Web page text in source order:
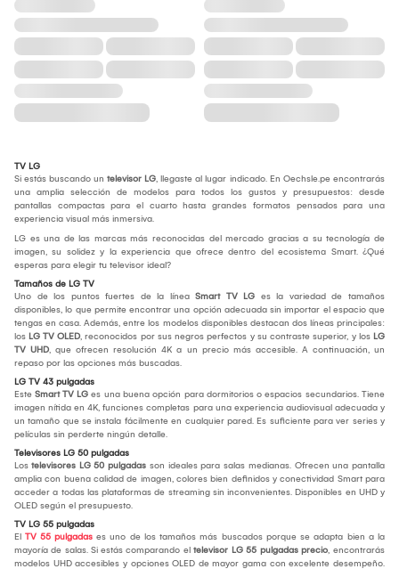
TV LG
Si estás buscando un televisor LG, llegaste al lugar indicado. En Oechsle.pe encontrarás
una amplia selección de modelos para todos los gustos y presupuestos: desde
pantallas compactas para el cuarto hasta grandes formatos pensados para una
experiencia visual más inmersiva.
LG es una de las marcas más reconocidas del mercado gracias a su tecnología de
imagen, su solidez y la experiencia que ofrece dentro del ecosistema Smart. ¿Qué
esperas para elegir tu televisor ideal?
Tamaños de LG TV
Uno de los puntos fuertes de la línea Smart TV LG es la variedad de tamaños
disponibles, lo que permite encontrar una opción adecuada sin importar el espacio que
tengas en casa. Además, entre los modelos disponibles destacan dos líneas principales:
los LG TV OLED, reconocidos por sus negros perfectos y su contraste superior, y los LG
TV UHD, que ofrecen resolución 4K a un precio más accesible. A continuación, un
repaso por las opciones más buscadas.
LG TV 43 pulgadas
Este Smart TV LG es una buena opción para dormitorios o espacios secundarios. Tiene
imagen nítida en 4K, funciones completas para una experiencia audiovisual adecuada y
un tamaño que se instala fácilmente en cualquier pared. Es suficiente para ver series y
películas sin perderte ningún detalle.
Televisores LG 50 pulgadas
Los televisores LG 50 pulgadas son ideales para salas medianas. Ofrecen una pantalla
amplia con buena calidad de imagen, colores bien definidos y conectividad Smart para
acceder a todas las plataformas de streaming sin inconvenientes. Disponibles en UHD y
OLED según el presupuesto.
TV LG 55 pulgadas
El TV 55 pulgadas es uno de los tamaños más buscados porque se adapta bien a la
mayoría de salas. Si estás comparando el televisor LG 55 pulgadas precio, encontrarás
modelos UHD accesibles y opciones OLED de mayor gama con excelente desempeño.